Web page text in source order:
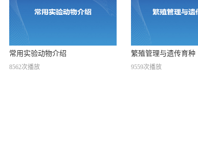
常用实验动物介绍
8562次播放
繁殖管理与遗传育种
9559次播放